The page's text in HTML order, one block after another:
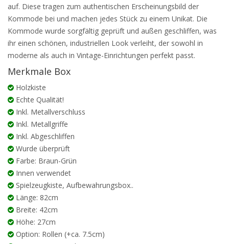
auf. Diese tragen zum authentischen Erscheinungsbild der
Kommode bei und machen jedes Stück zu einem Unikat. Die
Kommode wurde sorgfältig geprüft und außen geschliffen, was
ihr einen schönen, industriellen Look verleiht, der sowohl in
moderne als auch in Vintage-Einrichtungen perfekt passt.
Merkmale Box
Holzkiste
Echte Qualität!
Inkl. Metallverschluss
Inkl. Metallgriffe
Inkl. Abgeschliffen
Wurde überprüft
Farbe: Braun-Grün
Innen verwendet
Spielzeugkiste, Aufbewahrungsbox..
Länge: 82cm
Breite: 42cm
Höhe: 27cm
Option: Rollen (+ca. 7.5cm)